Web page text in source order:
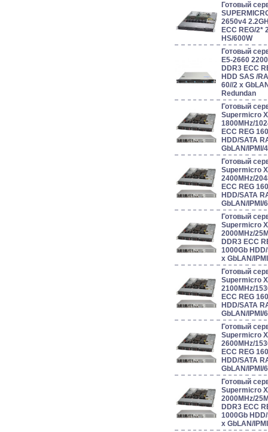
Готовый
2650v4
ECC REG/2*
HS/600W
Готовый
E5-2660
DDR3 ECC
HDD SAS /
60//2 x
Redundan
Готовый
Supermicro
1800MHz/
ECC REG
HDD/SATA
GbLAN/IPMI/
Готовый
Supermicro
2400MHz/
ECC REG
HDD/SATA
GbLAN/IPMI/
Готовый
Supermicro
2000MHz/
DDR3 ECC
1000Gb
x GbLAN/
Готовый
Supermicro
2100MHz/
ECC REG
HDD/SATA
GbLAN/IPMI/
Готовый
Supermicro
2600MHz/
ECC REG
HDD/SATA
GbLAN/IPMI/
Готовый
Supermicro
2000MHz/
DDR3 ECC
1000Gb
x GbLAN/